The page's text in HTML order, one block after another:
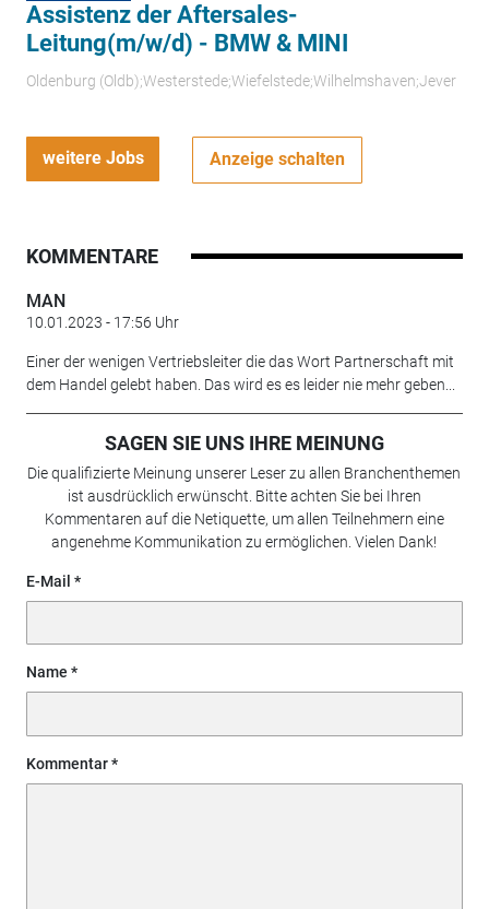
Assistenz der Aftersales-
Leitung(m/w/d) - BMW & MINI
Oldenburg (Oldb);Westerstede;Wiefelstede;Wilhelmshaven;Jever
weitere Jobs Anzeige schalten
KOMMENTARE
MAN
10.01.2023 - 17:56 Uhr
Einer der wenigen Vertriebsleiter die das Wort Partnerschaft mit
dem Handel gelebt haben. Das wird es es leider nie mehr geben...
SAGEN SIE UNS IHRE MEINUNG
Die qualifizierte Meinung unserer Leser zu allen Branchenthemen
ist ausdrücklich erwünscht. Bitte achten Sie bei Ihren
Kommentaren auf die Netiquette, um allen Teilnehmern eine
angenehme Kommunikation zu ermöglichen. Vielen Dank!
E-Mail
Name
Kommentar